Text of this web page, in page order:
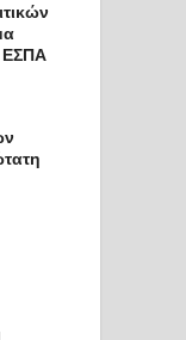
ΕΣΠΑ